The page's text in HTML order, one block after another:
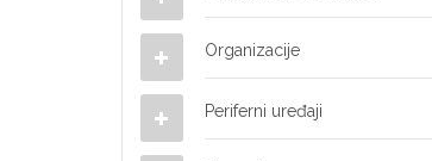
Organizacije
Periferni uređaji